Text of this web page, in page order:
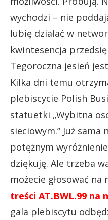
wychodzi – nie
lubię działać w
kwintesencja
Tegoroczna jesień
Kilka dni temu
plebiscycie Polish
statuetki „Wybitna
sieciowym.” Już
potężnym
dziękuję. Ale trzeba
możecie głosować na
treści AT.BWL.99 na
gala plebiscytu